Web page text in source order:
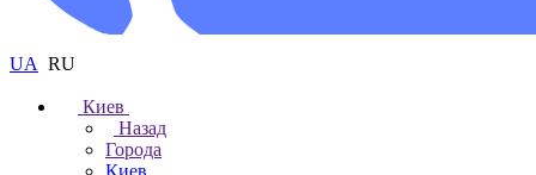
UA RU
Киев
Назад
Города
Киев